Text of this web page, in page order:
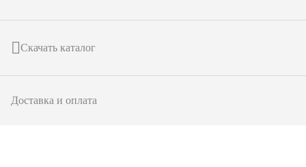
Скачать каталог
Доставка и оплата